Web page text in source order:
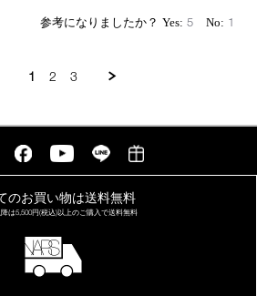
5 1
1 2 3
のお買い物は送料無料
は5,500円(税込)以上の ご購入で送料無料